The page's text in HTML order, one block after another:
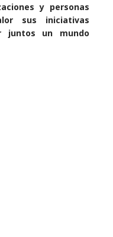
y personas
sus iniciativas
juntos un mundo